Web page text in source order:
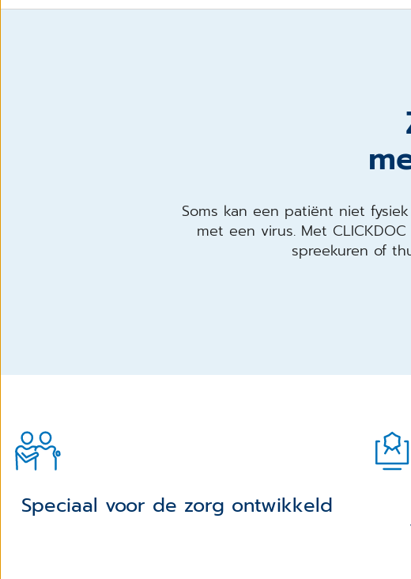
Soms kan een patiënt niet
met een virus. Met
spreekuren of
Speciaal voor de zorg ontwikkeld